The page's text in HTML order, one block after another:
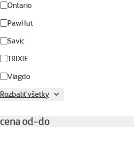
Ontario
PawHut
Savic
TRIXIE
Viagdo
Rozbaliť všetky
cena od-do